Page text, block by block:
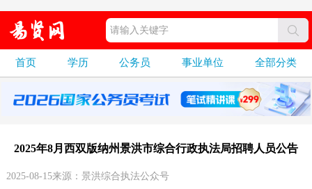
首页 学历 公务员 事业单位 全部分类
2025年8月西双版纳州景洪市综合行政执法局招聘人员公告
2025-08-15来源：景洪综合执法公众号